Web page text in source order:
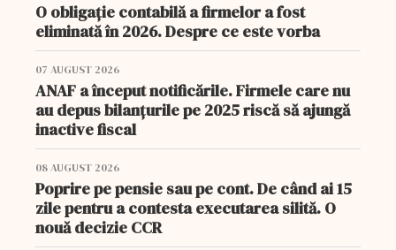
O obligație contabilă a firmelor a fost
eliminată în 2026. Despre ce este vorba
07 AUGUST 2026
ANAF a început notificările. Firmele care nu
au depus bilanțurile pe 2025 riscă să ajungă
inactive fiscal
08 AUGUST 2026
Poprire pe pensie sau pe cont. De când ai 15
zile pentru a contesta executarea silită. O
nouă decizie CCR